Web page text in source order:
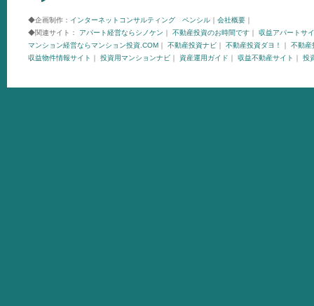
◆企画制作： インターネットコンサルティング ペンシル ｜ 会社概要 ｜
◆関連サイト： アパート経営ならシノケン ｜ 不動産投資のお時間です ｜ 収益アパートサ
マンション経営ならマンション投資.COM ｜ 不動産投資ナビ ｜ 不動産投資ダヨ！ ｜ 不動産
収益物件情報サイト ｜ 投資用マンションナビ ｜ 資産運用ガイド ｜ 収益不動産サイト ｜ 投